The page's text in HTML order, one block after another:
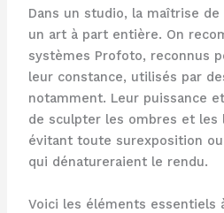
Dans un studio, la maîtrise de
un art à part entière. On
systèmes Profoto, reconnus
leur constance, utilisés par
notamment. Leur puissance
de sculpter les ombres et les
évitant toute surexposition
qui dénatureraient le rendu.
Voici les éléments essentiels